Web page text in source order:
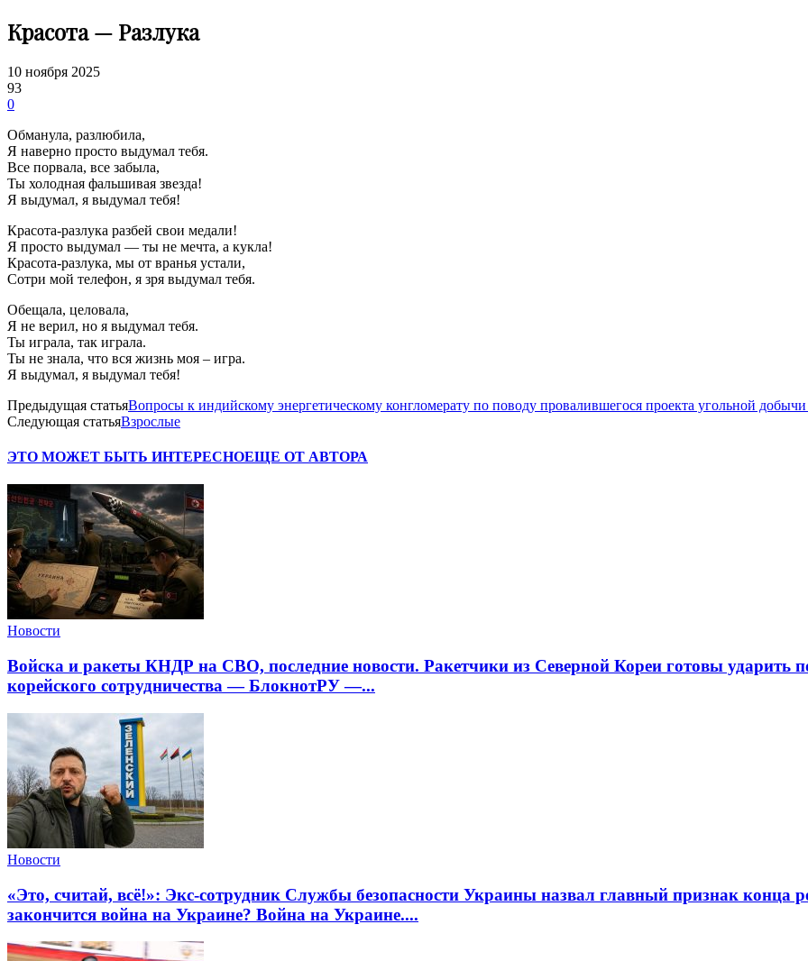
Красота — Разлука
10 ноября 2025
93
0
Обманула, разлюбила,
Я наверно просто выдумал тебя.
Все порвала, все забыла,
Ты холодная фальшивая звезда!
Я выдумал, я выдумал тебя!
Красота-разлука разбей свои медали!
Я просто выдумал — ты не мечта, а кукла!
Красота-разлука, мы от вранья устали,
Сотри мой телефон, я зря выдумал тебя.
Обещала, целовала,
Я не верил, но я выдумал тебя.
Ты играла, так играла.
Ты не знала, что вся жизнь моя – игра.
Я выдумал, я выдумал тебя!
Предыдущая статьяВопросы к индийскому энергетическому конгломерату по поводу провалившегося проекта угольной
Следующая статьяВзрослые
ЭТО МОЖЕТ БЫТЬ ИНТЕРЕСНОЕЩЕ ОТ АВТОРА
Новости
Войска и ракеты КНДР на СВО, последние новости. Ракетчики из Северной Кореи готовы ударить
корейского сотрудничества — БлокнотРУ —...
Новости
«Это, считай, всё!»: Экс-сотрудник Службы безопасности Украины назвал главный признак
закончится война на Украине? Война на Украине....